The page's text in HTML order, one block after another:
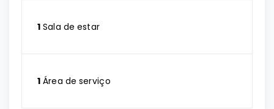
1 Sala de estar
1 Área de serviço